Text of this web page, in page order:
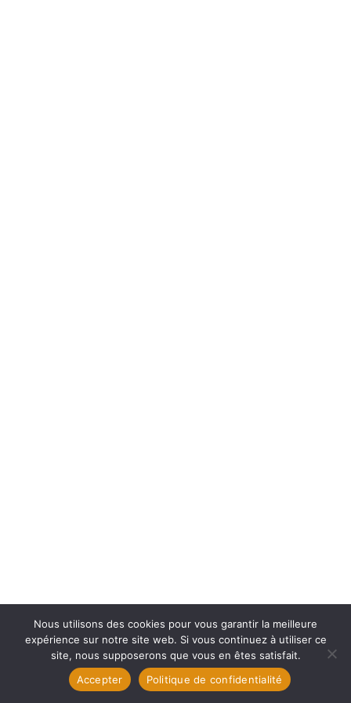
Nous utilisons des cookies pour vous garantir la meilleure
expérience sur notre site web. Si vous continuez à utiliser ce
site, nous supposerons que vous en êtes satisfait.
Accepter
Politique de confidentialité